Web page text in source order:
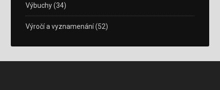
Výbuchy(34)
Výročí a vyznamenání(52)